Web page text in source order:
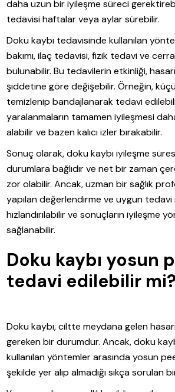
daha uzun bir iyileşme süreci
tedavisi haftalar veya aylar sürebilir.
Doku kaybı tedavisinde kullanılan
bakımı, ilaç tedavisi, fizik tedavi ve
bulunabilir. Bu tedavilerin etkinliği,
şiddetine göre değişebilir. Örneğin,
temizlenip bandajlanarak tedavi
yaralanmaların tamamen iyileşmesi
alabilir ve bazen kalıcı izler bırakabilir.
Sonuç olarak, doku kaybı iyileşme
durumlara bağlıdır ve net bir zaman
zor olabilir. Ancak, uzman bir sağlık
yapılan değerlendirme ve uygun tedavi
hızlandırılabilir ve sonuçların iyileşme
sağlanabilir.
Doku kaybı yosun
tedavi edilebilir mi?
Doku kaybı, ciltte meydana gelen
gereken bir durumdur. Ancak, doku
kullanılan yöntemler arasında yosun
şekilde yer alıp almadığı sıkça sorulan